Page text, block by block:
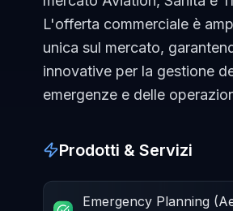
L'offerta commerciale è
unica sul mercato,
innovative per la gestione
emergenze e delle
Prodotti & Servizi
Emergency Planning